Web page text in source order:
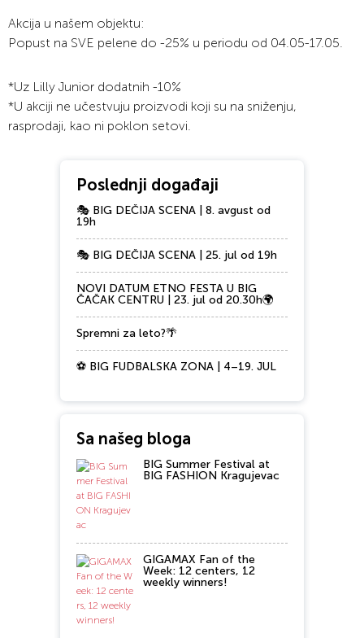
Akcija u našem objektu:
Popust na SVE pelene do -25% u periodu od 04.05-17.05.
*Uz Lilly Junior dodatnih -10%
*U akciji ne učestvuju proizvodi koji su na sniženju,
rasprodaji, kao ni poklon setovi.
Poslednji događaji
🎭 BIG DEČIJA SCENA | 8. avgust od
19h
🎭 BIG DEČIJA SCENA | 25. jul od 19h
NOVI DATUM ETNO FESTA U BIG
ČAČAK CENTRU | 23. jul od 20.30h🌍
Spremni za leto?🌴
⚽ BIG FUDBALSKA ZONA | 4–19. JUL
Sa našeg bloga
BIG Summer Festival at
BIG FASHION Kragujevac
GIGAMAX Fan of the
Week: 12 centers, 12
weekly winners!